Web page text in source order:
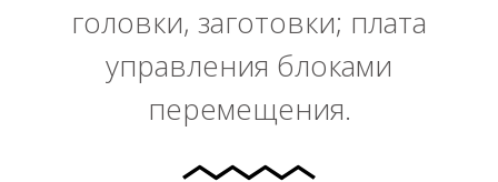
головки, заготовки; плата
управления блоками
перемещения.